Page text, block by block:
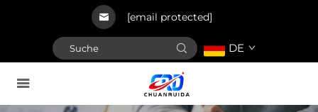
[email protected]
DE